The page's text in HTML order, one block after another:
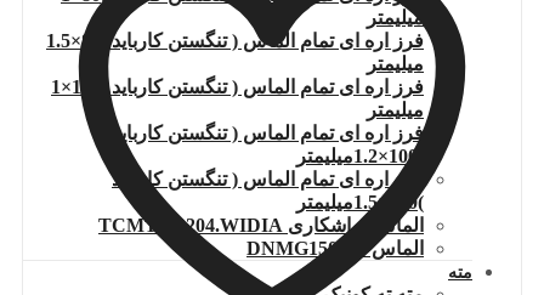
میلیمتر
فرز اره ای تمام الماس ( تنگستن کارباید )80×1.5
میلیمتر
فرز اره ای تمام الماس ( تنگستن کارباید )100×1
میلیمتر
فرز اره ای تمام الماس ( تنگستن کارباید
فرز اره ای تمام الماس ( تنگستن کارباید
)100×1.5میلیمتر
الماس تراشکاری TCMT110204.WIDIA
الماس DNMG150608
مته